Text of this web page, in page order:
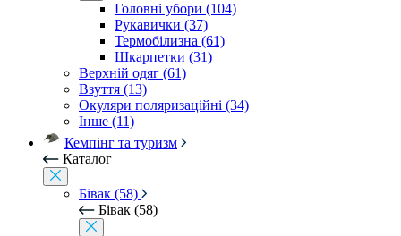
Головні убори (104)
Рукавички (37)
Термобілизна (61)
Шкарпетки (31)
Верхній одяг (61)
Взуття (13)
Окуляри поляризаційні (34)
Інше (11)
Кемпінг та туризм
Каталог
Бівак (58)
Бівак (58)